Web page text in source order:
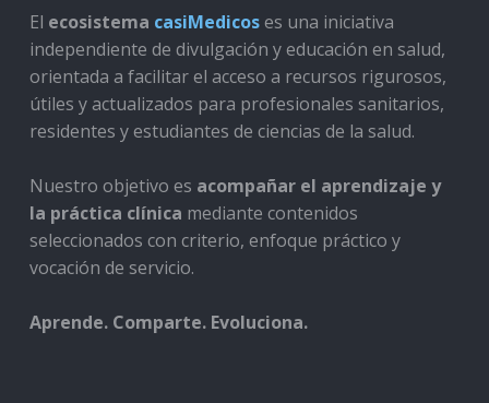
El ecosistema casiMedicoses una iniciativa
independiente de divulgación y educación en salud,
orientada a facilitar el acceso a recursos rigurosos,
útiles y actualizados para profesionales sanitarios,
residentes y estudiantes de ciencias de la salud.
Nuestro objetivo es acompañar el aprendizaje y
la práctica clínica mediante contenidos
seleccionados con criterio, enfoque práctico y
vocación de servicio.
Aprende. Comparte. Evoluciona.